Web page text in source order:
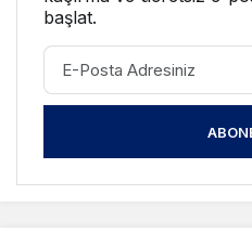
başlat.